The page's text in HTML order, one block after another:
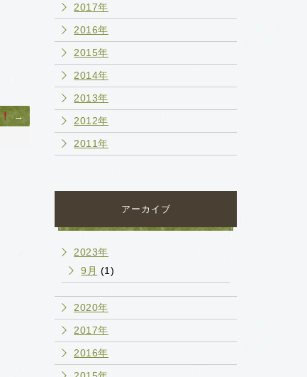
→
2017年
2016年
2015年
2014年
2013年
2012年
2011年
アーカイブ
2023年
9月 (1)
2020年
2017年
2016年